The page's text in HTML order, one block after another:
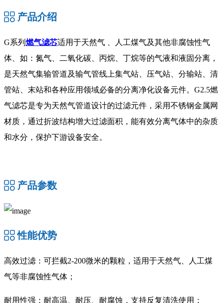
产品介绍
G系列 燃气滤芯适用于天然气 、人工煤气及其他非腐蚀性气
体、如：氮气、二氧化碳、丙烷、丁烷等的气液和液固分离，
是天然气集输管道及输气管线上集气站、压气站、分输站、清
管站、末站和各种应用领域必备的分离净化设备元件。G2.5燃
气滤芯是专为天然气管道设计的过滤元件，采用不锈钢金属网
材质，通过折波结构增大过滤面积，能有效分离气体中的杂质
和水分，保护下游设备安全‌。
产品参数
性能优势
‌高效过滤‌：可拦截2-200微米的颗粒，适用于天然气、人工煤
气等非腐蚀性气体；
‌耐用性强‌：耐高温、耐压、耐腐蚀，支持反复清洗使用；